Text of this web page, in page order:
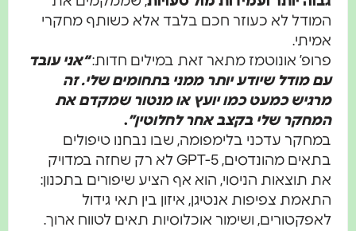
לא כעוזר חכם בלבד אלא כשותף מחקרי
אונוטמז מתאר זאת במילים חדות: “אני עובד
מודל שיודע יותר ממני בתחומים שלי. זה
כמעט כמו יועץ או מנטור שמקדם את
שלי בקצב אחר לחלוטין”.
עדכני בלימפומה, שבו נבחנו טיפולים
בתאים מהונדסים, GPT-5 לא רק שחזה במדויק
הניסוי, הוא אף הציע שיפורים בתכנון:
צפיפות אנטיגן, איזון בין תאי גידול
ושימור אוכלוסיות תאים לטווח ארוך.